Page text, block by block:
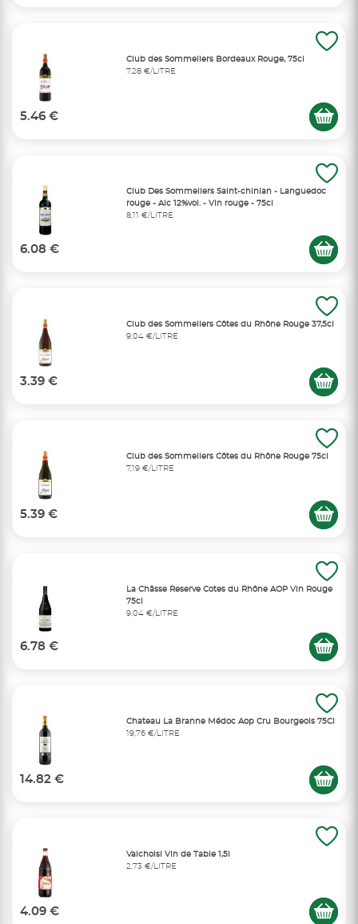
Club des Sommeliers Bordeaux Rouge, 75cl
7,28 €/LITRE
5.46 €
Club Des Sommeliers Saint-chinian - Languedoc
rouge - Alc 12%vol. - Vin rouge - 75cl
8,11 €/LITRE
6.08 €
Club des Sommeliers Côtes du Rhône Rouge 37,5cl
9,04 €/LITRE
3.39 €
Club des Sommeliers Côtes du Rhône Rouge 75cl
7,19 €/LITRE
5.39 €
La Châsse Reserve Cotes du Rhône AOP Vin Rouge
75cl
9,04 €/LITRE
6.78 €
Chateau La Branne Médoc Aop Cru Bourgeois 75Cl
19,76 €/LITRE
14.82 €
Valchoisi Vin de Table 1,5l
2,73 €/LITRE
4.09 €